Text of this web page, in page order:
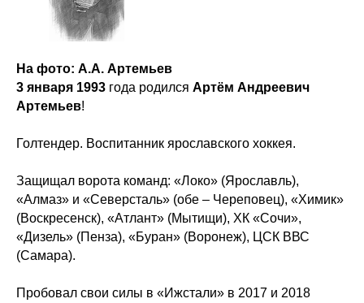
На фото: А.А. Артемьев
3 января 1993 года родился Артём Андреевич
Артемьев!
Голтендер. Воспитанник ярославского хоккея.
Защищал ворота команд: «Локо» (Ярославль),
«Алмаз» и «Северсталь» (обе – Череповец), «Химик»
(Воскресенск), «Атлант» (Мытищи), ХК «Сочи»,
«Дизель» (Пенза), «Буран» (Воронеж), ЦСК ВВС
(Самара).
Пробовал свои силы в «Ижстали» в 2017 и 2018